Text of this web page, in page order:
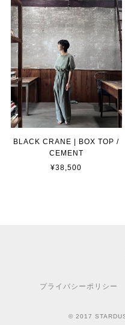
BLACK CRANE | BOX TOP /
CEMENT
¥38,500
プライバシーポリシー
© 2017